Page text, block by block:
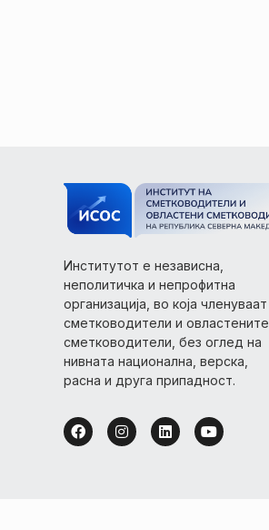
Институтот е независна,
неполитичка и непрофитна
организација, во која членуваат
сметководители и овластените
сметководители, без оглед на
нивната национална, верска,
расна и друга припадност.